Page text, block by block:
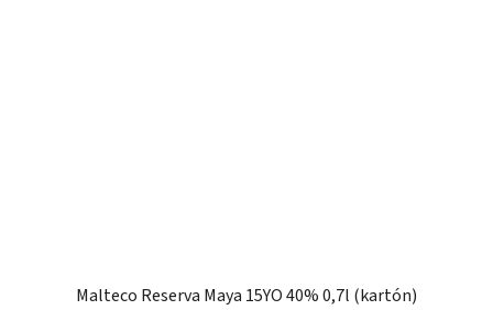
Malteco Reserva Maya 15YO 40% 0,7l (kartón)